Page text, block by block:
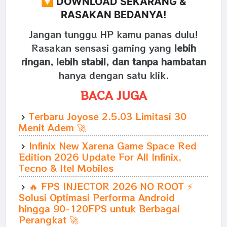
RASAKAN BEDANYA!
Jangan tunggu HP kamu panas dulu!
Rasakan sensasi gaming yang lebih
ringan, lebih stabil, dan tanpa hambatan
hanya dengan satu klik.
BACA JUGA
Terbaru Joyose 2.5.03 Limitasi 30
Menit Adem 🚀
Infinix New Xarena Game Space Red
Edition 2026 Update For All Infinix,
Tecno & Itel Mobiles
🔥 FPS INJECTOR 2026 NO ROOT ⚡
Solusi Optimasi Performa Android
hingga 90-120FPS untuk Berbagai
Perangkat 🚀